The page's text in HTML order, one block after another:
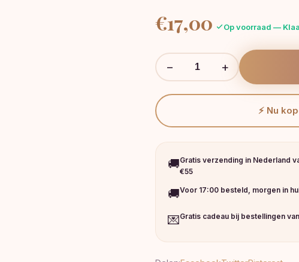
€17,00 Op voorraad —
− +
⚡ Nu
🚚Gratis verzending in Nederland
€55
🚚Voor 17:00 besteld, morgen in
💌Gratis cadeau bij bestellingen